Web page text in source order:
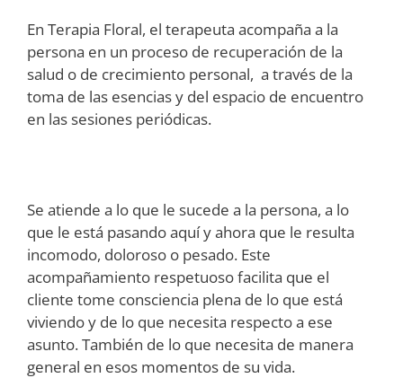
En Terapia Floral, el terapeuta acompaña a la
persona en un proceso de recuperación de la
salud o de crecimiento personal, a través de la
toma de las esencias y del espacio de encuentro
en las sesiones periódicas.
Se atiende a lo que le sucede a la persona, a lo
que le está pasando aquí y ahora que le resulta
incomodo, doloroso o pesado. Este
acompañamiento respetuoso facilita que el
cliente tome consciencia plena de lo que está
viviendo y de lo que necesita respecto a ese
asunto. También de lo que necesita de manera
general en esos momentos de su vida.